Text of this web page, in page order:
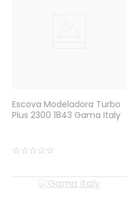
Escova Modeladora Turbo
Plus 2300 1843 Gama Italy
☆☆☆☆☆